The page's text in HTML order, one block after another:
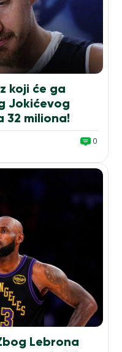
koji će ga
Jokićevog
32 miliona!
0
Lebrona